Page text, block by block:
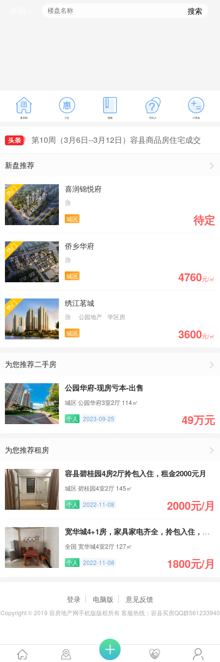
搜索
看房团 小区 视频 经纪人 计算器
第10周（3月6日--3月12日）容县商品房住宅成交
79套，容县房价4906元/㎡
第12周（3月20日--3月26日）容县商品房住宅最新
房价出炉，容县房价4827元/㎡
第13周（3月27日--4月2日）容县商品房住宅最新
房价出炉，容县房价4612元/㎡
第14周（4月3日--4月9日）容县商品房住宅最新房
价出炉，容县房价4632元/㎡
新盘推荐
热门 喜润锦悦府
城区 待定
热门 侨乡华府
城区 4760元/㎡
热门 绣江茗城
公园地产
学区房
城区
3600元/㎡
为您推荐二手房
公园华府-现房亏本-出售
城区 公园华府3室2厅 114㎡
个人
2023-09-25 49万元
为您推荐租房
容县碧桂园4房2厅拎包入住，租金2000元月
城区 碧桂园4室2厅 145㎡
个人
2022-11-08 2000元/月
宽华城4+1房，家具家电齐全，拎包入住，有小车位
全国 宽华城4室2厅 127㎡
个人
2022-11-08 1800元/月
登录 电脑版 意见反馈
Copyright © 2019 容房地产网手机版版权所有 客服热线：容县买房QQ群561233940